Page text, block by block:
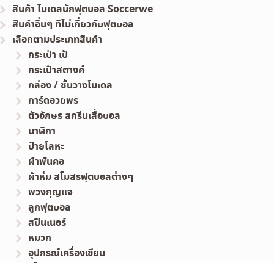
สินค้า โมเดลนักฟุตบอล Soccerwe
สินค้าอื่นๆ ทีไม่เกี่ยวกับฟุตบอล
เลือกตามประเภทสินค้า
กระเป๋า เป้
กระเป๋าสตางค์
กล่อง / ชั้นวางโมเดล
การ์ดอวยพร
ตัวอักษร สกรีนเสื้อบอล
นาฬิกา
ป้ายโลหะ
ผ้าพันคอ
ผ้าห่ม สโมสรฟุตบอลต่างๆ
พวงกุญแจ
ลูกฟุตบอล
สปินเนอร์
หมวก
อุปกรณ์เครื่องเขียน